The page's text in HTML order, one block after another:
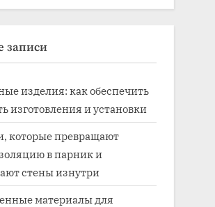
записи
изделия: как обеспечить
изготовления и установки
которые превращают
в парник и
стены изнутри
материалы для